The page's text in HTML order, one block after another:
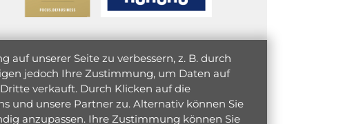
unserer Seite zu verbessern, z. B. durch
jedoch Ihre Zustimmung, um Daten auf
verkauft. Durch Klicken auf die
und unsere Partner zu. Alternativ können Sie
anzupassen. Ihre Zustimmung können Sie